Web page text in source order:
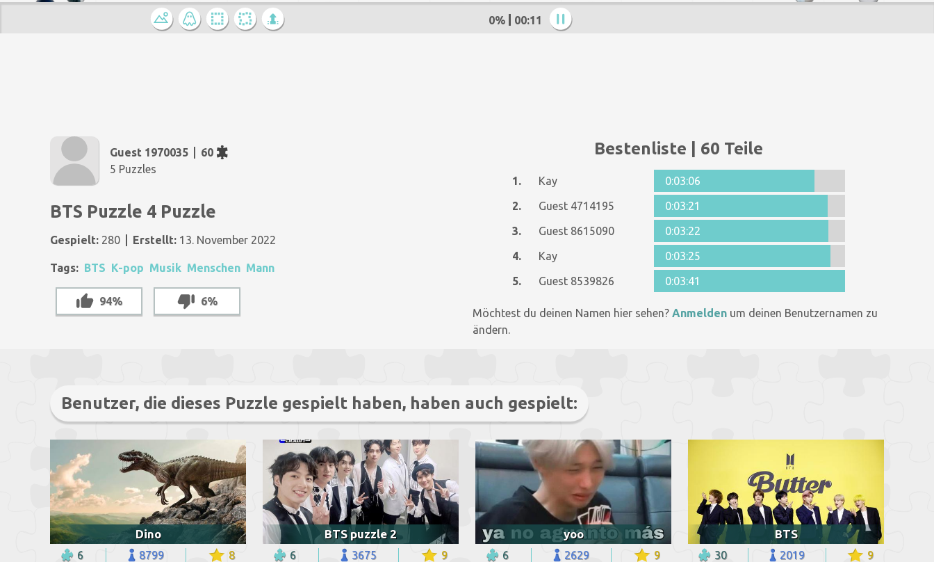
0% 00:13
Guest 1970035
60
5 Puzzles
BTS Puzzle 4 Puzzle
Gespielt: 280 Erstellt: 13. November 2022
Tags: BTS K-pop Musik Menschen Mann
94% 6%
Bestenliste | 60 Teile
1. Kay
0:03:06
2.
Guest 4714195
0:03:21
3.
Guest 8615090
0:03:22
4.
Kay
0:03:25
5.
Guest 8539826 0:03:41
Möchtest du deinen Namen hier sehen? Anmelden um deinen Benutzernamen zu
ändern.
Benutzer, die dieses Puzzle gespielt haben, haben auch gespielt:
Dino
6 8799 8
BTS puzzle 2
6 3675 9
yoo
6 2629 9
BTS
30 2019 9